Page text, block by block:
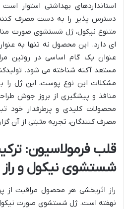
استانداردهای بهداشتی استوار
دسترس پذیر را به دست مصرف
متنوع نیکول، ژل شستشوی صورت
ای دارد. این محصول نه تنها به
عنوان یک گام اساسی در روتین
مستعد آکنه شناخته می شود.
مشکلات این نوع پوست، این ژل را
منافذ و پیشگیری از بروز جوش
محصولات کلیدی و پرطرفدار خود
مصرف کنندگان، تجربه مثبتی از آن
قلب فرمولاسیون:
شستشوی نیکول و راز
راز اثربخشی هر محصول مراقبت از
نهفته است. ژل شستشوی صورت نیکول